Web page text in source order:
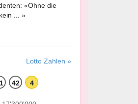
«Ohne die
... »
Lotto Zahlen »
42 4